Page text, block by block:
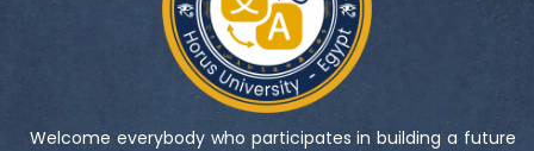
Welcome everybody who participates in building a future